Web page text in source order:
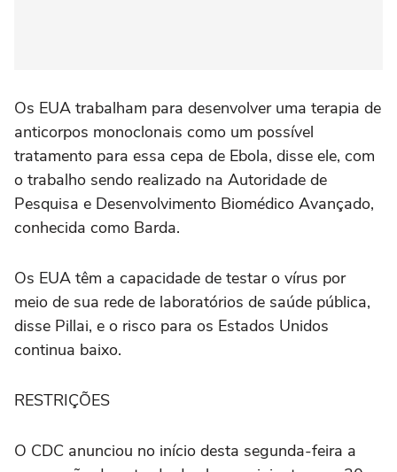
Os EUA trabalham para desenvolver uma terapia de
⁠anticorpos monoclonais como um possível
tratamento para essa ‌cepa de Ebola, disse ele, com
‌o trabalho sendo realizado na Autoridade de
Pesquisa e Desenvolvimento Biomédico Avançado,
conhecida como Barda.
Os EUA têm a capacidade de testar o vírus por
meio de sua rede de laboratórios de saúde pública,
disse Pillai, e o risco para os Estados Unidos
continua ⁠baixo.
RESTRIÇÕES
O CDC anunciou no início desta segunda-feira a